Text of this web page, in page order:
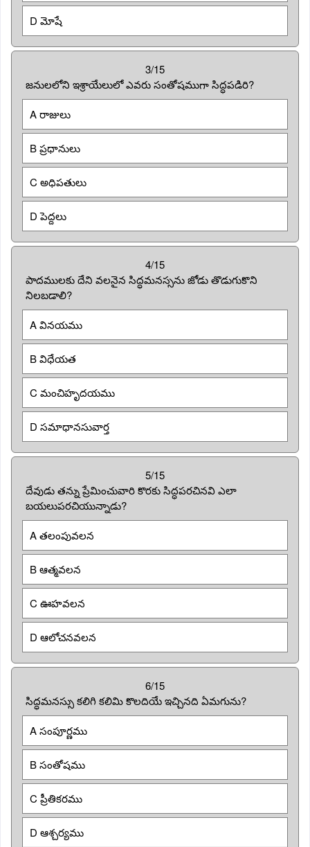
D మోషే
3/15
జనులలోని ఇశ్రాయేలులో ఎవరు సంతోషముగా సిద్ధపడిరి?
A రాజులు
B ప్రధానులు
C అధిపతులు
D పెద్దలు
4/15
పాదములకు దేని వలనైన సిద్ధమనస్సను జోడు తొడుగుకొని
నిలబడాలి?
A వినయము
B విధేయత
C మంచిహృదయము
D సమాధానసువార్త
5/15
దేవుడు తన్ను ప్రేమించువారి కొరకు సిద్ధపరచినవి ఎలా
బయలుపరచియున్నాడు?
A తలంపువలన
B ఆత్మవలన
C ఊహవలన
D ఆలోచనవలన
6/15
సిద్ధమనస్సు కలిగి కలిమి కొలదియే ఇచ్చినది ఏమగును?
A సంపూర్ణము
B సంతోషము
C ప్రీతికరము
D ఆశ్చర్యము